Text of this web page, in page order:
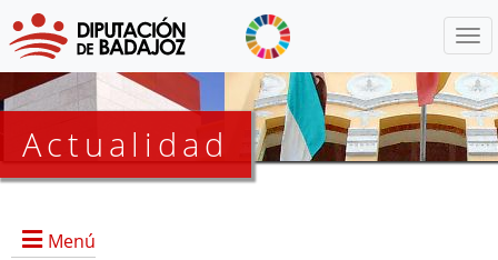
Actualidad
Menú